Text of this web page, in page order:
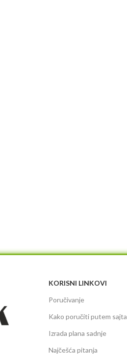
KORISNI LINKOVI
Poručivanje
Kako poručiti putem sajta
Izrada plana sadnje
Najčešća pitanja